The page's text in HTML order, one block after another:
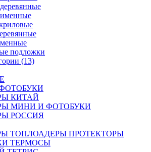
подложки
(13)
КИТАЙ
МИНИ И ФОТОБУКИ
РОССИЯ
ТОПЛОАДЕРЫ ПРОТЕКТОРЫ
ТЕРМОСЫ